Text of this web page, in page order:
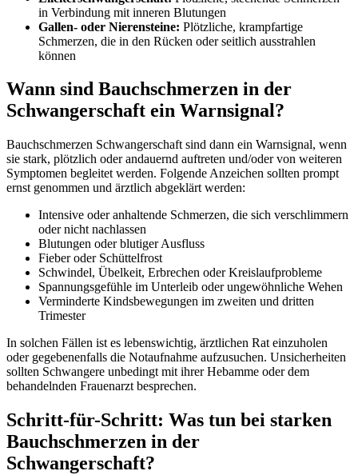
in Verbindung mit inneren Blutungen
Gallen- oder Nierensteine: Plötzliche, krampfartige
Schmerzen, die in den Rücken oder seitlich ausstrahlen
können
Wann sind Bauchschmerzen in der
Schwangerschaft ein Warnsignal?
Bauchschmerzen Schwangerschaft sind dann ein Warnsignal, wenn
sie stark, plötzlich oder andauernd auftreten und/oder von weiteren
Symptomen begleitet werden. Folgende Anzeichen sollten prompt
ernst genommen und ärztlich abgeklärt werden:
Intensive oder anhaltende Schmerzen, die sich verschlimmern
oder nicht nachlassen
Blutungen oder blutiger Ausfluss
Fieber oder Schüttelfrost
Schwindel, Übelkeit, Erbrechen oder Kreislaufprobleme
Spannungsgefühle im Unterleib oder ungewöhnliche Wehen
Verminderte Kindsbewegungen im zweiten und dritten
Trimester
In solchen Fällen ist es lebenswichtig, ärztlichen Rat einzuholen
oder gegebenenfalls die Notaufnahme aufzusuchen. Unsicherheiten
sollten Schwangere unbedingt mit ihrer Hebamme oder dem
behandelnden Frauenarzt besprechen.
Schritt-für-Schritt: Was tun bei starken
Bauchschmerzen in der
Schwangerschaft?